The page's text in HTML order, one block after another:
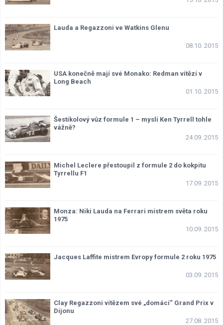
Lauda a Regazzoni ve Watkins Glenu
08.10. 2015
USA konečně mají své Monako: Redman vítězí v
Long Beach
01.10. 2015
Šestikolový vůz formule 1 – myslí Ken Tyrrell tohle
vážně?
24.09. 2015
Michel Leclere přestoupil z formule 2 do kokpitu
Tyrrellu F1
17.09. 2015
Monza: Niki Lauda na Ferrari mistrem světa roku
1975
10.09. 2015
Jacques Laffite mistrem Evropy formule 2 roku 1975
03.09. 2015
Clay Regazzoni vítězem své „domácí“ Grand Prix v
Dijonu
27.08. 2015